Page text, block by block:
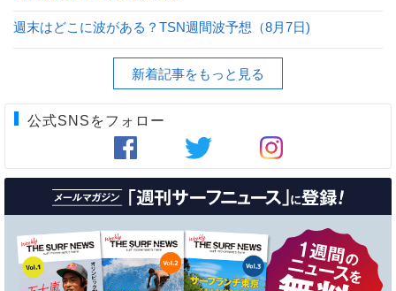
週末はどこに波がある？TSN週間波予想（8月7日)
新着記事をもっと見る
公式SNSをフォロー